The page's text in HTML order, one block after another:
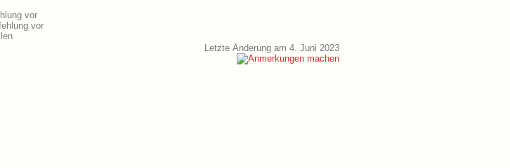
vor
vor
Letzte Änderung am 4. Juni 2023